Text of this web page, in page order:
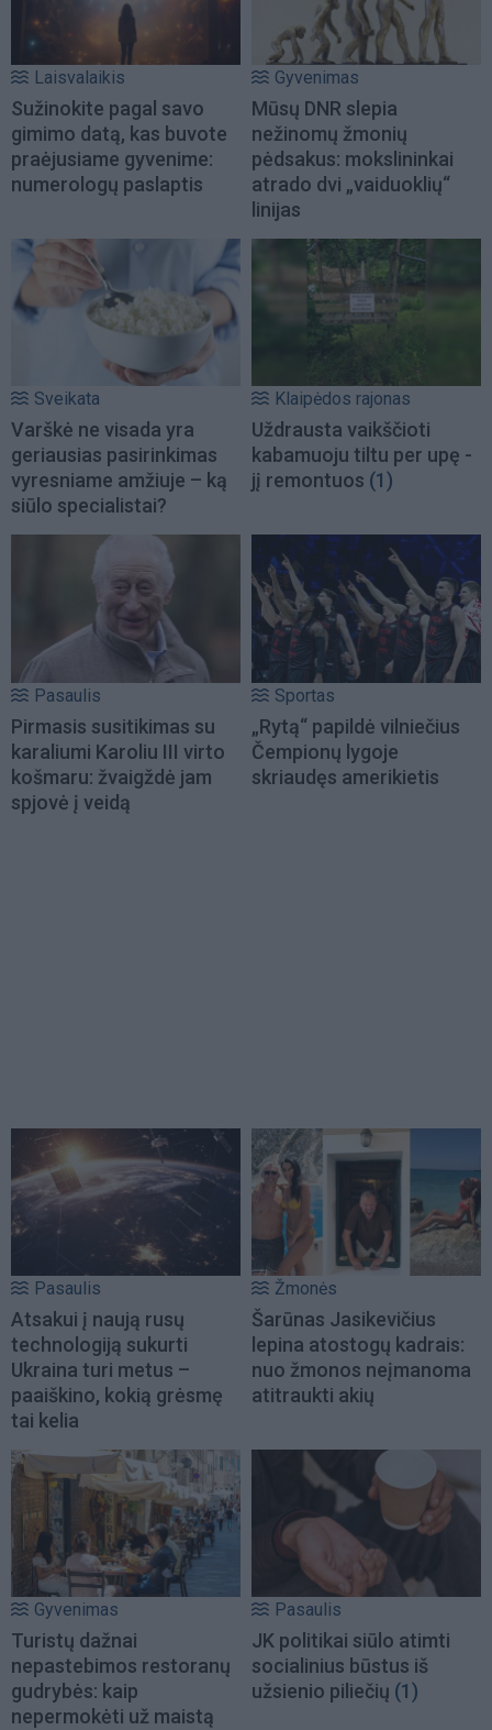
Laisvalaikis
Sužinokite pagal savo
gimimo datą, kas buvote
praėjusiame gyvenime:
numerologų paslaptis
Gyvenimas
Mūsų DNR slepia
nežinomų žmonių
pėdsakus: mokslininkai
atrado dvi „vaiduoklių“
linijas
Sveikata
Varškė ne visada yra
geriausias pasirinkimas
vyresniame amžiuje – ką
siūlo specialistai?
Klaipėdos rajonas
Uždrausta vaikščioti
kabamuoju tiltu per upę -
jį remontuos (1)
Pasaulis
Pirmasis susitikimas su
karaliumi Karoliu III virto
košmaru: žvaigždė jam
spjovė į veidą
Sportas
„Rytą“ papildė vilniečius
Čempionų lygoje
skriaudęs amerikietis
Pasaulis
Atsakui į naują rusų
technologiją sukurti
Ukraina turi metus –
paaiškino, kokią grėsmę
tai kelia
Žmonės
Šarūnas Jasikevičius
lepina atostogų kadrais:
nuo žmonos neįmanoma
atitraukti akių
Gyvenimas
Turistų dažnai
nepastebimos restoranų
gudrybės: kaip
nepermokėti už maistą
Pasaulis
JK politikai siūlo atimti
socialinius būstus iš
užsienio piliečių (1)